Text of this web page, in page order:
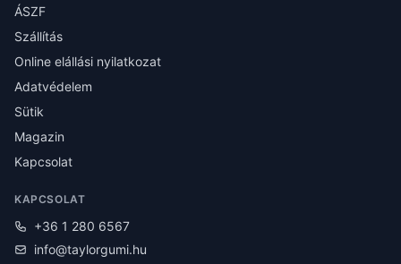
ÁSZF
Szállítás
Online elállási nyilatkozat
Adatvédelem
Sütik
Magazin
Kapcsolat
KAPCSOLAT
+36 1 280 6567
info@taylorgumi.hu